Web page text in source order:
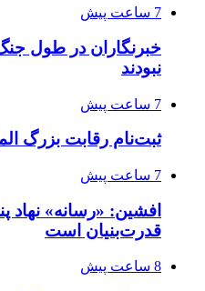
7 ساعت پیش
خبرنگاران در طول
نبودند
7 ساعت پیش
ثبت‌نام رقابت بزرگ المپیک
7 ساعت پیش
افشین: «رسانه» نهاد
قدرت‌بنیان است
8 ساعت پیش